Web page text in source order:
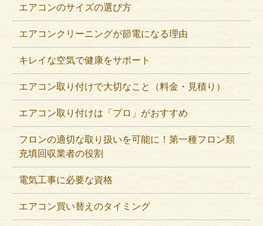
エアコンのサイズの選び方
エアコンクリーニングが節電になる理由
キレイな空気で健康をサポート
エアコン取り付けで大切なこと（料金・見積り）
エアコン取り付けは「プロ」がおすすめ
フロンの適切な取り扱いを可能に！第一種フロン類
充填回収業者の役割
電気工事に必要な資格
エアコン買い替えのタイミング